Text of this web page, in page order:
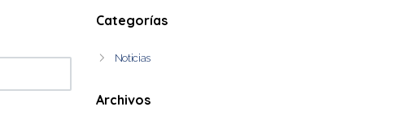
Categorías
Noticias
Archivos